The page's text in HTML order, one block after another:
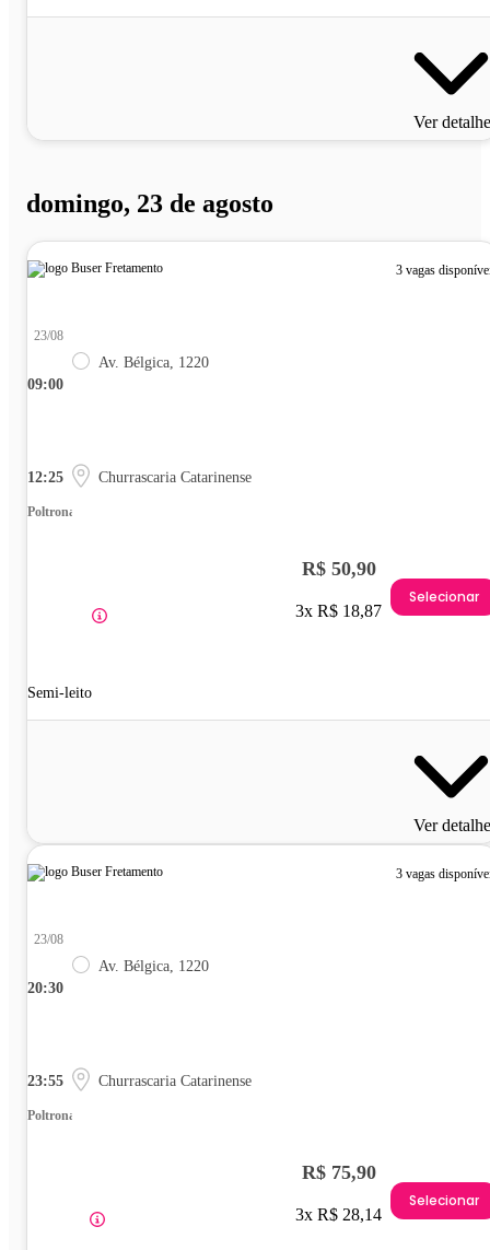
Ver
domingo, 23 de agosto
3 vagas
09:00
23/08
Av. Bélgica, 1220
12:25 Churrascaria Catarinense
Poltrona
Semi-leito
R$ 50,90
3x R$ 18,87
Selecionar
Ver
3 vagas
20:30
23/08
Av. Bélgica, 1220
23:55 Churrascaria Catarinense
Poltrona
R$ 75,90
3x R$ 28,14
Selecionar